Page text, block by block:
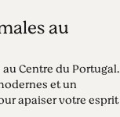
au
Centre du Portugal.
et un
apaiser votre esprit